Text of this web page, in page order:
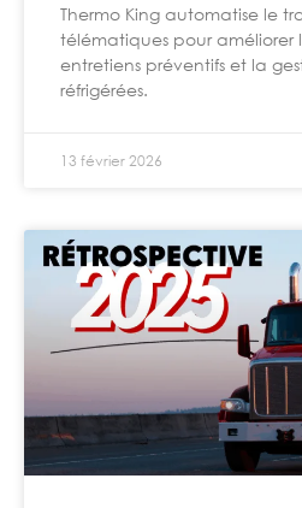
Thermo King automatise le
télématiques pour
entretiens préventifs et la
réfrigérées.
13 février 2026